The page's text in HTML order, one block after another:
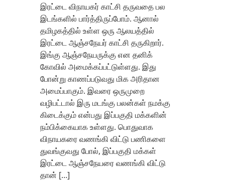
இரட்டை விநாயகர் காட்சி தருவதை பல
இடங்களில் பார்த்திருப்போம். ஆனால்
தமிழகத்தில் உள்ள ஒரு ஆலயத்தில்
இரட்டை ஆஞ்சநேயர் காட்சி தருகிறார்.
இங்கு ஆஞ்சநேயருக்கு என தனிக்
கோவில் அமைக்கப்பட்டுள்ளது. இது
போன்று காணப்படுவது மிக அரிதான
அமைப்பாகும். இவரை ஒருமுறை
வழிபட்டால் இரு மடங்கு பலன்கள் நமக்கு
கிடைக்கும் என்பது இப்பகுதி மக்களின்
நம்பிக்கையாக உள்ளது. பொதுவாக
விநாயகரை வணங்கி விட்டு பணிகளை
துவங்குவது போல், இப்பகுதி மக்கள்
இரட்டை ஆஞ்சநேயரை வணங்கி விட்டு
தான் […]